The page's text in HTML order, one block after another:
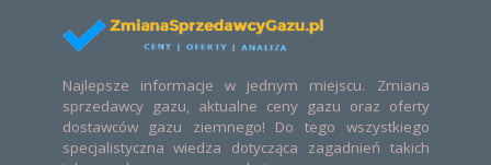
Najlepsze informacje w jednym miejscu. Zmiana
sprzedawcy gazu, aktualne ceny gazu oraz oferty
dostawców gazu ziemnego! Do tego wszystkiego
specjalistyczna wiedza dotycząca zagadnień takich